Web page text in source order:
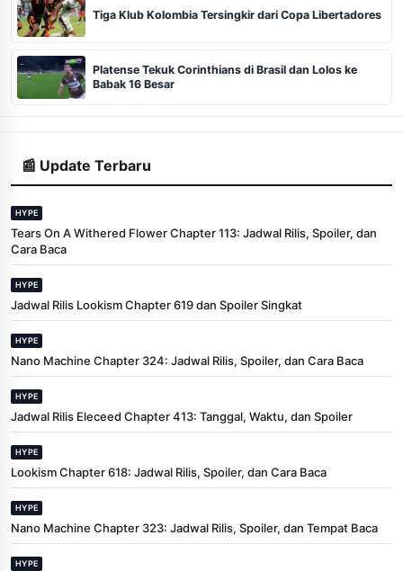
Tiga Klub Kolombia Tersingkir dari Copa Libertadores
Platense Tekuk Corinthians di Brasil dan Lolos ke
Babak 16 Besar
📰 Update Terbaru
HYPE
Tears On A Withered Flower Chapter 113: Jadwal Rilis, Spoiler, dan
Cara Baca
HYPE
Jadwal Rilis Lookism Chapter 619 dan Spoiler Singkat
HYPE
Nano Machine Chapter 324: Jadwal Rilis, Spoiler, dan Cara Baca
HYPE
Jadwal Rilis Eleceed Chapter 413: Tanggal, Waktu, dan Spoiler
HYPE
Lookism Chapter 618: Jadwal Rilis, Spoiler, dan Cara Baca
HYPE
Nano Machine Chapter 323: Jadwal Rilis, Spoiler, dan Tempat Baca
HYPE